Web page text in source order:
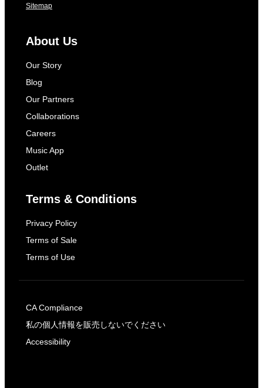
Sitemap
About Us
Our Story
Blog
Our Partners
Collaborations
Careers
Music App
Outlet
Terms & Conditions
Privacy Policy
Terms of Sale
Terms of Use
CA Compliance
私の個人情報を販売しないでください
Accessibility